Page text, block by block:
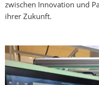
zwischen Innovation und
ihrer Zukunft.